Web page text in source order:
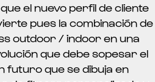
el nuevo perfil de cliente
pues la combinación de
outdoor / indoor en una
que debe sopesar el
futuro que se dibuja en